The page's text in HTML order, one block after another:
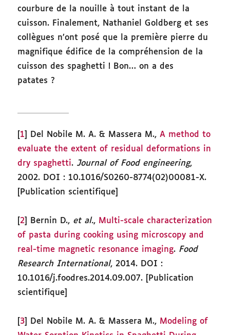
courbure de la nouille à tout instant de la
cuisson. Finalement, Nathaniel Goldberg et ses
collègues n’ont posé que la première pierre du
magnifique édifice de la compréhension de la
cuisson des spaghetti ! Bon… on a des
patates ?
1 ] Del Nobile M. A. & Massera M.,A method to
evaluate the extent of residual deformations in
dry spaghetti. Journal of Food engineering,
2002. DOI : 10.1016/S0260-8774(02)00081-X.
[Publication scientifique]
2 ] Bernin D., et al., Multi-scale characterization
of pasta during cooking using microscopy and
real-time magnetic resonance imaging. Food
Research International, 2014. DOI :
10.1016/j.foodres.2014.09.007. [Publication
scientifique]
3 ] Del Nobile M. A. & Massera M., Modeling of